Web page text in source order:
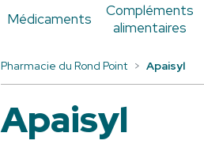
Médicaments
Compléments
alimentaires
Pharmacie du Rond Point Apaisyl
Apaisyl